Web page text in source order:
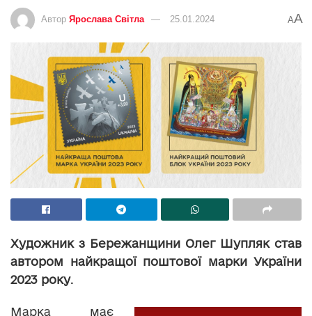
Автор Ярослава Світла 25.01.2024 AA
Художник з Бережанщини Олег Шупляк став
автором найкращої поштової марки України
2023 року.
Марка має